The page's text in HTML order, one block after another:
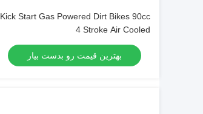
Kick Start Gas Powered Dirt Bikes 90cc
4 Stroke Air Cooled
بهترین قیمت رو بدست بیار